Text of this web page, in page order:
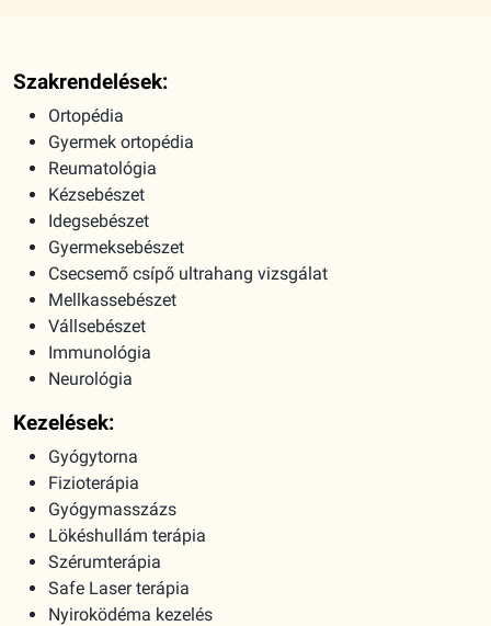
Szakrendelések:
Ortopédia
Gyermek ortopédia
Reumatológia
Kézsebészet
Idegsebészet
Gyermeksebészet
Csecsemő csípő ultrahang vizsgálat
Mellkassebészet
Vállsebészet
Immunológia
Neurológia
Kezelések:
Gyógytorna
Fizioterápia
Gyógymasszázs
Lökéshullám terápia
Szérumterápia
Safe Laser terápia
Nyiroködéma kezelés